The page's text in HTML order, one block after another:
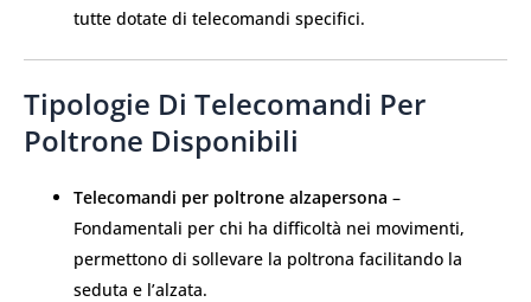
tutte dotate di telecomandi specifici.
Tipologie Di Telecomandi Per
Poltrone Disponibili
Telecomandi per poltrone alzapersona –
Fondamentali per chi ha difficoltà nei movimenti,
permettono di sollevare la poltrona facilitando la
seduta e l’alzata.